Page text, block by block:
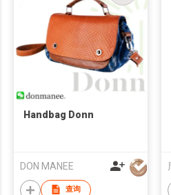
Handbag Donn
DON MANEE
查询